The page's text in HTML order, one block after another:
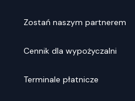
Zostań naszym partnerem
Cennik dla wypożyczalni
Terminale płatnicze